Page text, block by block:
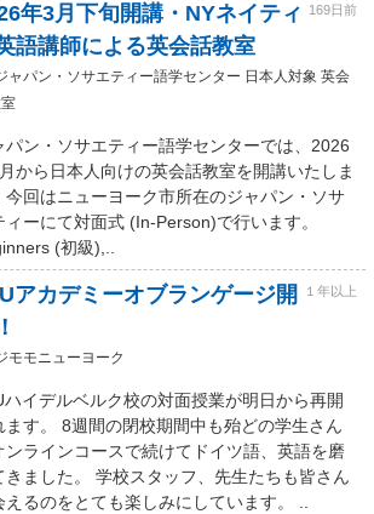
年3月下旬開講・NYネイティ
語講師による英会話教室
169日前
ャパン・ソサエティー語学センター 日本人対象 英会
パン・ソサエティー語学センターでは、2026
から日本人向けの英会話教室を開講いたしま
今回はニューヨーク市所在のジャパン・ソサ
ィーにて対面式 (In-Person)で行います。
(初級),..
アカデミーオブランゲージ開
１年以上
モモニューヨーク
ハイデルベルク校の対面授業が明日から再開
ます。 8週間の閉校期間中も殆どの学生さん
ンラインコースで続けてドイツ語、英語を磨
きました。 学校スタッフ、先生たちも皆さん
えるのをとても楽しみにしています。 ..